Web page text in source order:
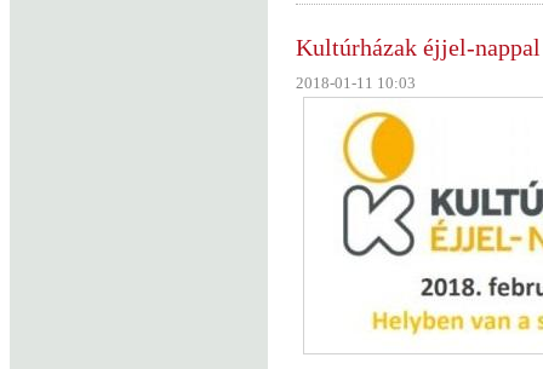
Kultúrházak éjjel-nappal
2018-01-11 10:03